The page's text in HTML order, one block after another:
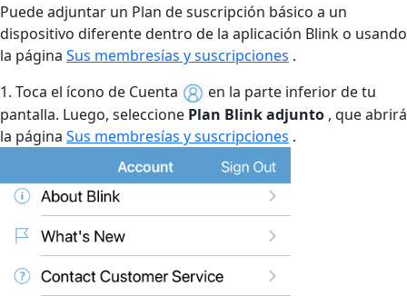
Puede adjuntar un Plan de suscripción básico a un
dispositivo diferente dentro de la aplicación Blink o usando
la página Sus membresías y suscripciones .
1. Toca el ícono de Cuenta
en la parte inferior de tu
pantalla. Luego, seleccione Plan Blink adjunto , que abrirá
la página Sus membresías y suscripciones .